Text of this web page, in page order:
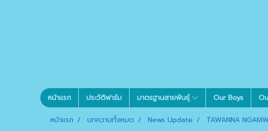
หน้าแรก ประวัติฟาร์ม มาตรฐานสายพันธุ์ Our Boys
หน้าแรก บทความทั้งหมด News Update TAWANNA